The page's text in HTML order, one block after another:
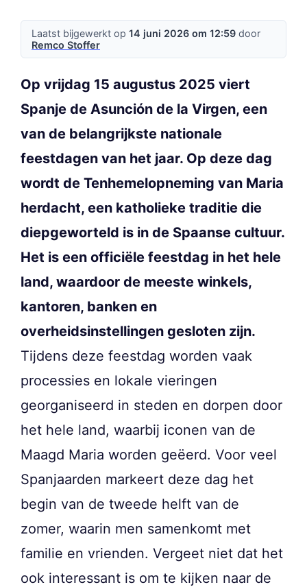
Laatst bijgewerkt op 14 juni 2026 om 12:59 door
Remco Stoffer
Op vrijdag 15 augustus 2025 viert
Spanje de Asunción de la Virgen, een
van de belangrijkste nationale
feestdagen van het jaar. Op deze dag
wordt de Tenhemelopneming van Maria
herdacht, een katholieke traditie die
diepgeworteld is in de Spaanse cultuur.
Het is een officiële feestdag in het hele
land, waardoor de meeste winkels,
kantoren, banken en
overheidsinstellingen gesloten zijn.
Tijdens deze feestdag worden vaak
processies en lokale vieringen
georganiseerd in steden en dorpen door
het hele land, waarbij iconen van de
Maagd Maria worden geëerd. Voor veel
Spanjaarden markeert deze dag het
begin van de tweede helft van de
zomer, waarin men samenkomt met
familie en vrienden. Vergeet niet dat het
ook interessant is om te kijken naar de